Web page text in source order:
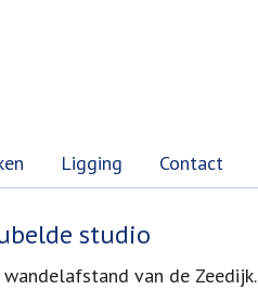
Ligging Contact
studio
van de Zeedijk.